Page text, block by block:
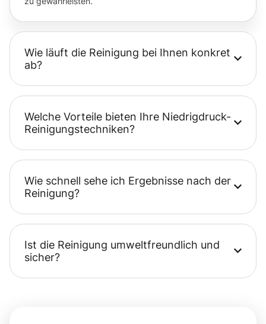
Wie läuft die Reinigung bei Ihnen konkret
ab?
Welche Vorteile bieten Ihre Niedrigdruck-
Reinigungstechniken?
Wie schnell sehe ich Ergebnisse nach der
Reinigung?
Ist die Reinigung umweltfreundlich und
sicher?